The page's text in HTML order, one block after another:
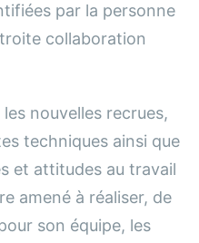
par la personne
collaboration
nouvelles recrues,
techniques ainsi que
et attitudes au travail
amené à réaliser, de
son équipe, les